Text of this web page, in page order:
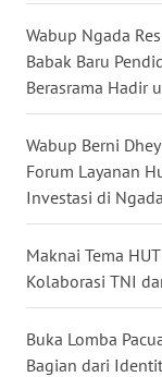
Wabup Ngada
Babak Baru
Berasrama Hadir
Wabup Berni
Forum Layanan
Investasi di Ngada
Maknai Tema
Kolaborasi TNI
Buka Lomba
Bagian dari
PAPUA
BARAT
WN
RIAU
WN
SERAMBI
WN
JAMBI
WN
SULTRA